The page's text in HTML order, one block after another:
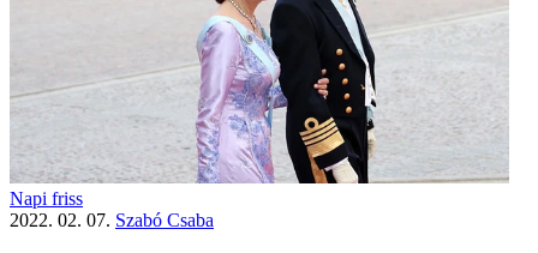
Napi friss
2022. 02. 07. Szabó Csaba